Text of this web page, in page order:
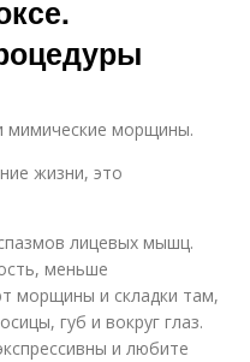
мимические морщины.
жизни, это
лицевых мышц.
меньше
морщины и складки там,
губ и вокруг глаз.
и любите